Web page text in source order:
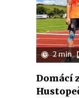
2 min
Domácí